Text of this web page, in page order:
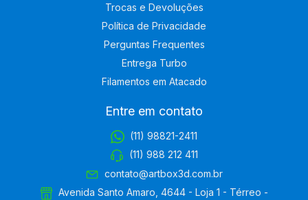
Trocas e Devoluções
Política de Privacidade
Perguntas Frequentes
Entrega Turbo
Filamentos em Atacado
Entre em contato
(11) 98821-2411
(11) 988 212 411
contato@artbox3d.com.br
Avenida Santo Amaro, 4644 - Loja 1 - Térreo -